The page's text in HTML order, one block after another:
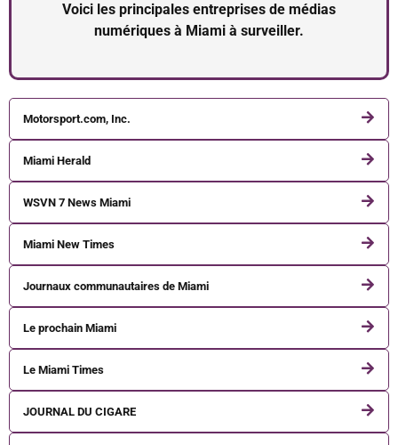
Voici les principales entreprises de médias
numériques à Miami à surveiller.
Motorsport.com, Inc.
Miami Herald
WSVN 7 News Miami
Miami New Times
Journaux communautaires de Miami
Le prochain Miami
Le Miami Times
JOURNAL DU CIGARE